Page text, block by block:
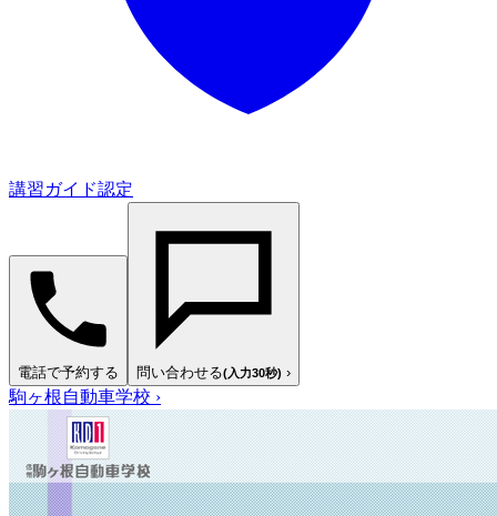
講習ガイド認定
電話で予約する 問い合わせる(入力30秒) ›
駒ヶ根自動車学校 ›